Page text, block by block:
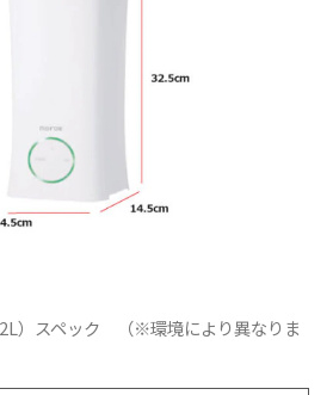
）スペック （※環境により異なりま